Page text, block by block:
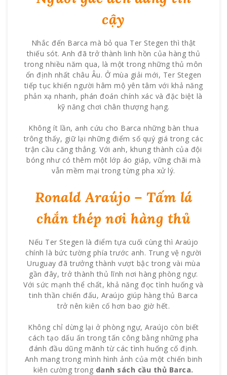
cậy
Nhắc đến Barca mà bỏ qua Ter Stegen thì thật
thiếu sót. Anh đã trở thành linh hồn của hàng thủ
trong nhiều năm qua, là một trong những thủ môn
ổn định nhất châu Âu. Ở mùa giải mới, Ter Stegen
tiếp tục khiến người hâm mộ yên tâm với khả năng
phản xạ nhanh, phán đoán chính xác và đặc biệt là
kỹ năng chơi chân thượng hạng.
Không ít lần, anh cứu cho Barca những bàn thua
trông thấy, giữ lại những điểm số quý giá trong các
trận cầu căng thẳng. Với anh, khung thành của đội
bóng như có thêm một lớp áo giáp, vững chãi mà
vẫn mềm mại trong từng pha xử lý.
Ronald Araújo – Tấm lá
chắn thép nơi hàng thủ
Nếu Ter Stegen là điểm tựa cuối cùng thì Araújo
chính là bức tường phía trước anh. Trung vệ người
Uruguay đã trưởng thành vượt bậc trong vài mùa
gần đây, trở thành thủ lĩnh nơi hàng phòng ngự.
Với sức mạnh thể chất, khả năng đọc tình huống và
tinh thần chiến đấu, Araújo giúp hàng thủ Barca
trở nên kiên cố hơn bao giờ hết.
Không chỉ dừng lại ở phòng ngự, Araújo còn biết
cách tạo dấu ấn trong tấn công bằng những pha
đánh đầu dũng mãnh từ các tình huống cố định.
Anh mang trong mình hình ảnh của một chiến binh
kiên cường trong danh sách cầu thủ Barca.